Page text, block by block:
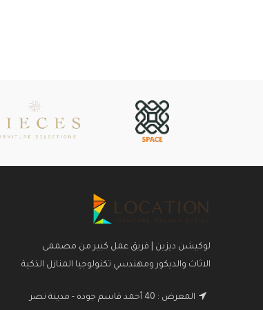
في لوكيشن ديزاين .
تتكون من " 6 كراسي - بوفيه - طاولة " .
انظمة التقسيط .
عنوان المعرض : 51 احمد قاسم جودة - عباس العقاد -
مدينة نصر
لوكيشن ديزين | فريق عمل كبير من مصممى
الاثاث والديكور ومهندسي تكنولوجيا المنازل الذكية
المعرض : 40 أحمد قاسم جوده - مدينة نصر